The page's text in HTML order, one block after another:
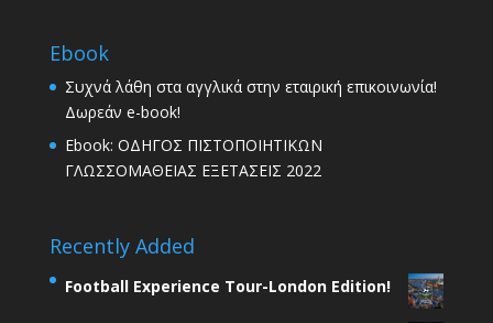
Ebook
Συχνά λάθη στα αγγλικά στην εταιρική επικοινωνία!
Δωρεάν e-book!
Ebook: ΟΔΗΓΟΣ ΠΙΣΤΟΠΟΙΗΤΙΚΩΝ
ΓΛΩΣΣΟΜΑΘΕΙΑΣ ΕΞΕΤΑΣΕΙΣ 2022
Recently Added
Football Experience Tour-London Edition!